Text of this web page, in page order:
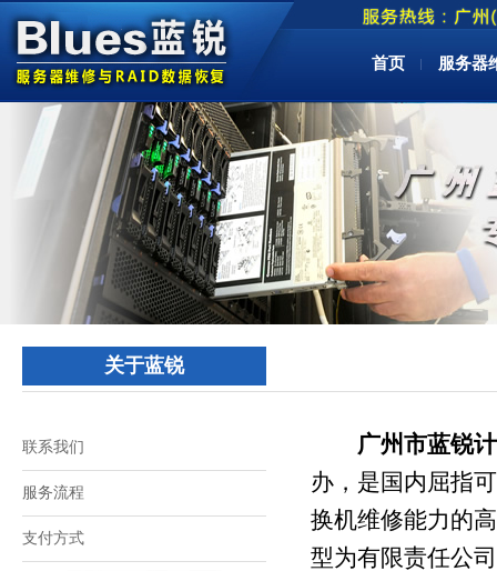
首页 服务器
关于蓝锐
联系我们
服务流程
支付方式
广州市蓝锐
办，是国内屈指
换机维修能力的
型为有限责任公